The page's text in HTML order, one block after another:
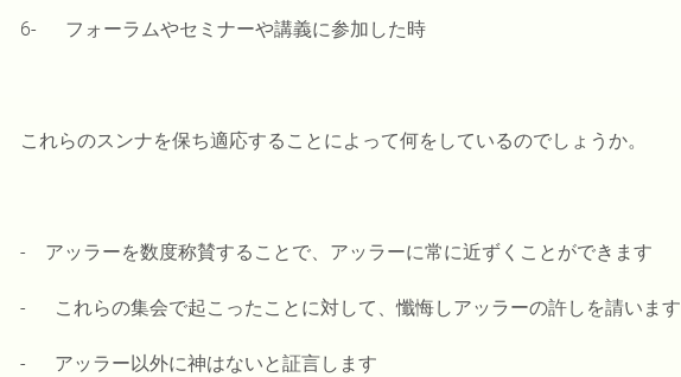
6- フォーラムやセミナーや講義に参加した時
これらのスンナを保ち適応することによって何をしているのでしょうか。
- アッラーを数度称賛することで、アッラーに常に近ずくことができます
- これらの集会で起こったことに対して、懺悔しアッラーの許しを請います
- アッラー以外に神はないと証言します